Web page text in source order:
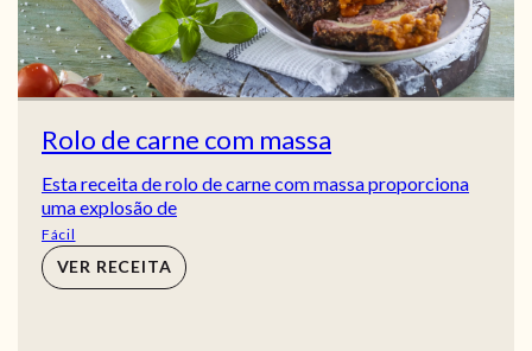
Rolo de carne com massa
Esta receita de rolo de carne com massa proporciona
uma explosão de
Fácil
VER RECEITA